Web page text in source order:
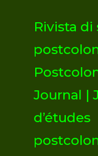
Rivista di
Journal |
d’études